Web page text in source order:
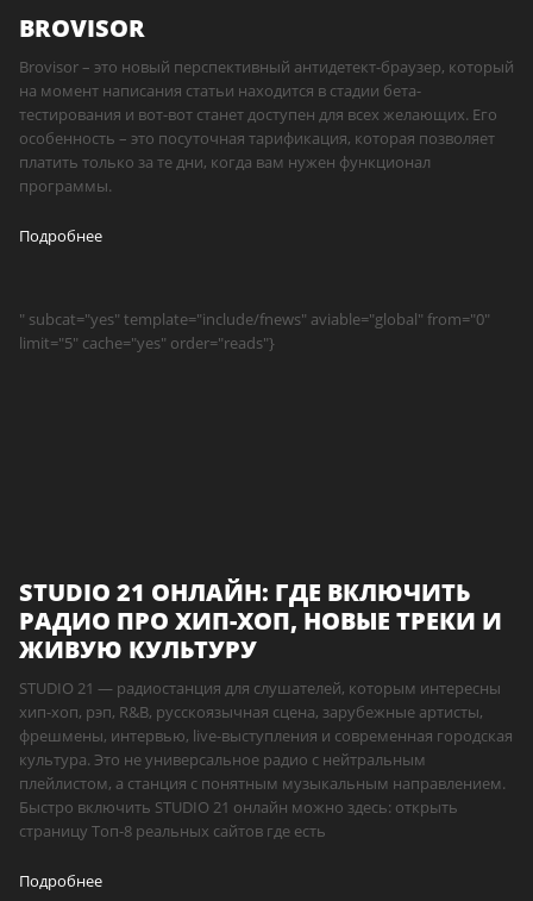
BROVISOR
Brovisor – это новый перспективный антидетект-браузер, который
на момент написания статьи находится в стадии бета-
тестирования и вот-вот станет доступен для всех желающих. Его
особенность – это посуточная тарификация, которая позволяет
платить только за те дни, когда вам нужен функционал
программы.
Подробнее
" subcat="yes" template="include/fnews" aviable="global" from="0"
limit="5" cache="yes" order="reads"}
STUDIO 21 ОНЛАЙН: ГДЕ ВКЛЮЧИТЬ
РАДИО ПРО ХИП-ХОП, НОВЫЕ ТРЕКИ И
ЖИВУЮ КУЛЬТУРУ
STUDIO 21 — радиостанция для слушателей, которым интересны
хип-хоп, рэп, R&B, русскоязычная сцена, зарубежные артисты,
фрешмены, интервью, live-выступления и современная городская
культура. Это не универсальное радио с нейтральным
плейлистом, а станция с понятным музыкальным направлением.
Быстро включить STUDIO 21 онлайн можно здесь: открыть
страницу Топ-8 реальных сайтов где есть
Подробнее